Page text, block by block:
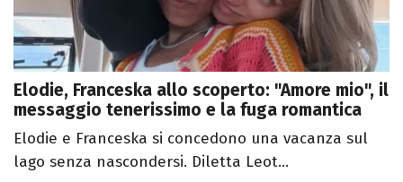
Elodie, Franceska allo scoperto: "Amore mio", il
messaggio tenerissimo e la fuga romantica
Elodie e Franceska si concedono una vacanza sul
lago senza nascondersi. Diletta Leot...